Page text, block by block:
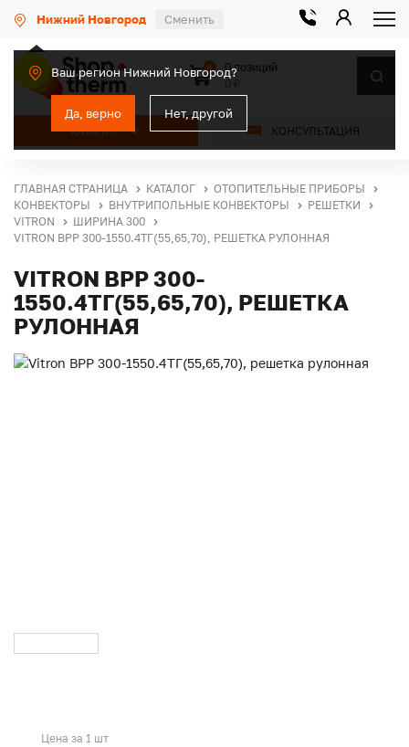
Нижний Новгород Сменить
Ваш регион Нижний Новгород?
Да, верно Нет, другой
КАТАЛОГ КОНСУЛЬТАЦИЯ
0
0 позиций
ГЛАВНАЯ СТРАНИЦА КАТАЛОГ
ОТОПИТЕЛЬНЫЕ ПРИБОРЫ
КОНВЕКТОРЫ
ВНУТРИПОЛЬНЫЕ КОНВЕКТОРЫ
РЕШЕТКИ
VITRON
ШИРИНА 300
VITRON ВРР 300-1550.4ТГ(55,65,70), РЕШЕТКА РУЛОННАЯ
VITRON ВРР 300-
1550.4ТГ(55,65,70), РЕШЕТКА
РУЛОННАЯ
Цена за 1 шт